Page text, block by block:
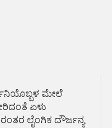
ಮೇಲೆ
ಏಳು
ಲೈಂಗಿಕ ದೌರ್ಜನ್ಯ